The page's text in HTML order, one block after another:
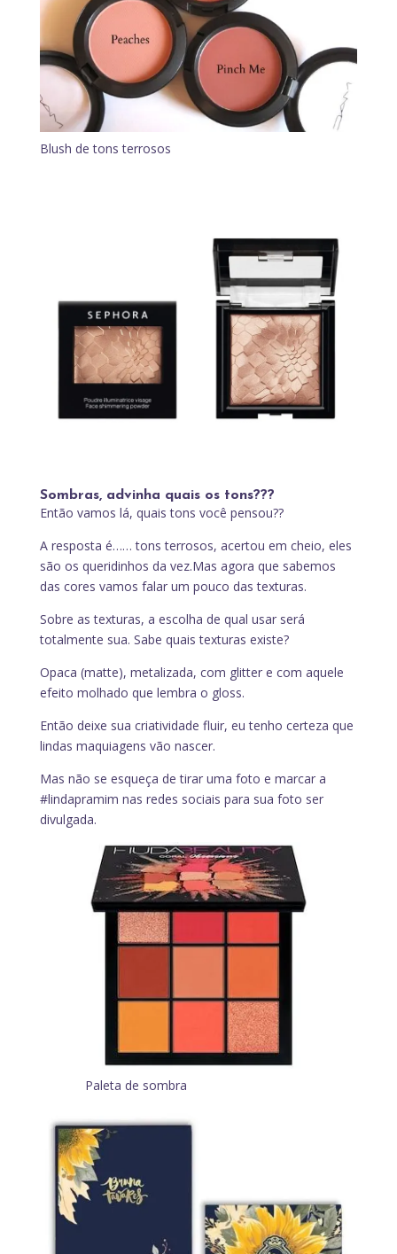
Blush de tons terrosos
Sombras, advinha quais os tons???
Então vamos lá, quais tons você pensou??
A resposta é…… tons terrosos, acertou em cheio, eles
são os queridinhos da vez.Mas agora que sabemos
das cores vamos falar um pouco das texturas.
Sobre as texturas, a escolha de qual usar será
totalmente sua. Sabe quais texturas existe?
Opaca (matte), metalizada, com glitter e com aquele
efeito molhado que lembra o gloss.
Então deixe sua criatividade fluir, eu tenho certeza que
lindas maquiagens vão nascer.
Mas não se esqueça de tirar uma foto e marcar a
#lindapramim nas redes sociais para sua foto ser
divulgada.
Paleta de sombra